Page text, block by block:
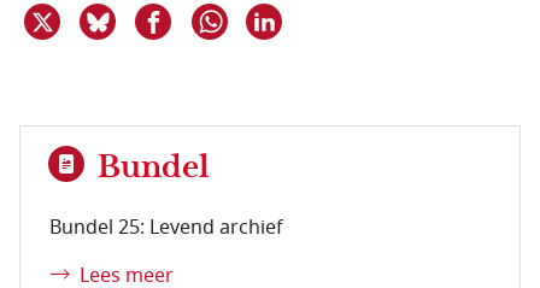
Deel dit item op X
Deel dit item op Bluesky
Deel dit item op Facebook
Delen via WhatsApp
Bundel
Bundel 25: Levend archief
Lees meer